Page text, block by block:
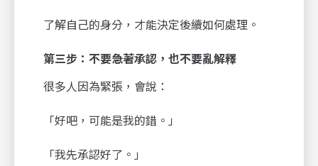
了解自己的身分，才能決定後續如何處理。
第三步：不要急著承認，也不要亂解釋
很多人因為緊張，會說：
「好吧，可能是我的錯。」
「我先承認好了。」